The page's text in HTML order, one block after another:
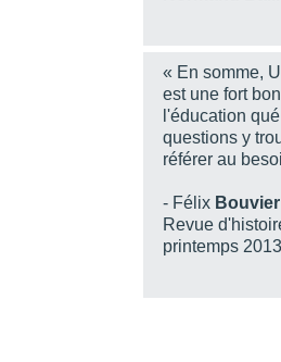
« En somme,
est une fort
l'éducation
questions y
référer au
- Félix Bouvier
Revue
printemps 2013